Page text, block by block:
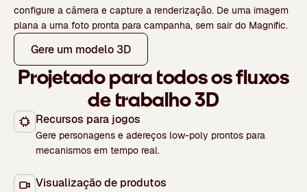
configure a câmera e capture a renderização. De uma imagem
plana a uma foto pronta para campanha, sem sair do Magnific.
Gere um modelo 3D
Projetado para todos os fluxos
de trabalho 3D
Recursos para jogos
Gere personagens e adereços low-poly prontos para
mecanismos em tempo real.
Visualização de produtos